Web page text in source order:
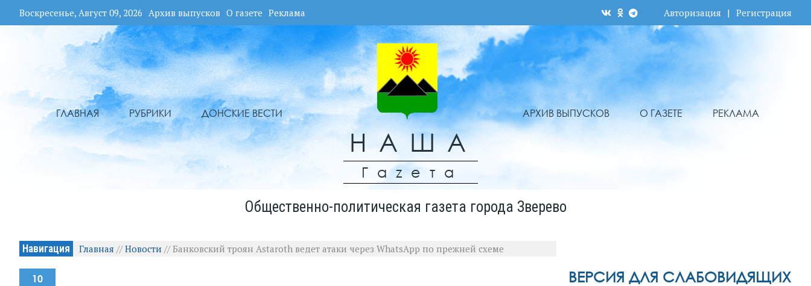
Воскресенье, Август 09, 2026 Архив выпусков О газете Реклама Авторизация | Регистрация
ГЛАВНАЯ РУБРИКИ ДОНСКИЕ ВЕСТИ
НАША
Гаzета
АРХИВ ВЫПУСКОВ О ГАЗЕТЕ РЕКЛАМА
Общественно-политическая газета города Зверево
Навигация Главная //Новости //Банковский троян Astaroth ведет атаки через WhatsApp по прежней схеме
10
ВЕРСИЯ ДЛЯ СЛАБОВИДЯЩИХ